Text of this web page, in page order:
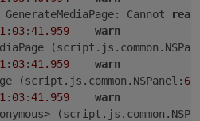
Cannot
read
: 03:41.959
warn
: 03:41.959
warn
(script.js.common.NSPanel:
: 03:41.959
warn